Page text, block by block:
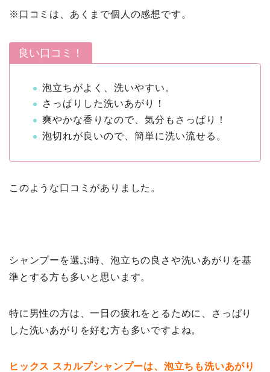
※口コミは、あくまで個人の感想です。
良い口コミ！
泡立ちがよく、洗いやすい。
さっぱりした洗いあがり！
爽やかな香りなので、気分もさっぱり！
泡切れが良いので、簡単に洗い流せる。
このような口コミがありました。
シャンプーを選ぶ時、泡立ちの良さや洗いあがりを基
準とする方も多いと思います。
特に男性の方は、一日の疲れをとるために、さっぱり
した洗いあがりを好む方も多いですよね。
ヒックス スカルプシャンプーは、泡立ちも洗いあがり